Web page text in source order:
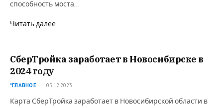
способность моста…
Читать далее
СберТройка заработает в Новосибирске в
2024 году
*ГЛАВНОЕ 05.12.2023
Карта СберТройка заработает в Новосибирской области в